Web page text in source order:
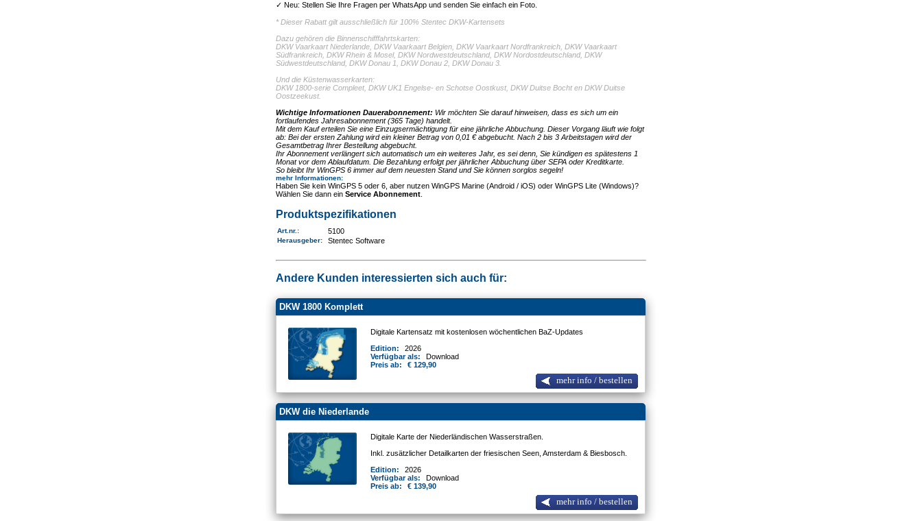
✓ Neu: Stellen Sie Ihre Fragen per WhatsApp und senden Sie einfach ein Foto.
* Dieser Rabatt gilt ausschließlich für 100% Stentec DKW-Kartensets
Dazu gehören die Binnenschifffahrtskarten:
DKW Vaarkaart Niederlande, DKW Vaarkaart Belgien, DKW Vaarkaart Nordfrankreich, DKW Vaarkaart
Südfrankreich, DKW Rhein & Mosel, DKW Nordwestdeutschland, DKW Nordostdeutschland, DKW
Südwestdeutschland, DKW Donau 1, DKW Donau 2, DKW Donau 3.
Und die Küstenwasserkarten:
DKW 1800-serie Compleet, DKW UK1 Engelse- en Schotse Oostkust, DKW Duitse Bocht en DKW Duitse
Oostzeekust.
Wichtige Informationen Dauerabonnement: Wir möchten Sie darauf hinweisen, dass es sich um ein
fortlaufendes Jahresabonnement (365 Tage) handelt.
Mit dem Kauf erteilen Sie eine Einzugsermächtigung für eine jährliche Abbuchung. Dieser Vorgang läuft wie folgt
ab: Bei der ersten Zahlung wird ein kleiner Betrag von 0,01 € abgebucht. Nach 2 bis 3 Arbeitstagen wird der
Gesamtbetrag Ihrer Bestellung abgebucht.
Ihr Abonnement verlängert sich automatisch um ein weiteres Jahr, es sei denn, Sie kündigen es spätestens 1
Monat vor dem Ablaufdatum. Die Bezahlung erfolgt per jährlicher Abbuchung über SEPA oder Kreditkarte.
So bleibt Ihr WinGPS 6 immer auf dem neuesten Stand und Sie können sorglos segeln!
mehr Informationen:
Haben Sie kein WinGPS 5 oder 6, aber nutzen WinGPS Marine (Android / iOS) oder WinGPS Lite (Windows)?
Wählen Sie dann einService Abonnement
Produktspezifikationen
Art.nr. : 5100
Herausgeber: Stentec Software
Andere Kunden interessierten sich auch für:
DKW 1800 Komplett
Digitale Kartensatz mit kostenlosen wöchentlichen BaZ-Updates
Edition:
2026
Verfügbar als:
Download
Preis ab:
€ 129,90
mehr info / bestellen
DKW die Niederlande
Digitale Karte der Niederländischen Wasserstraßen.
Inkl. zusätzlicher Detailkarten der friesischen Seen, Amsterdam & Biesbosch.
Edition:
2026
Verfügbar als:
Download
Preis ab:
€ 139,90
mehr info / bestellen